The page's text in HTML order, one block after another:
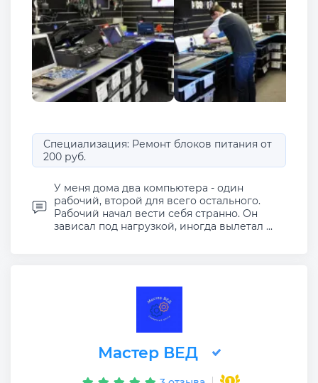
Специализация: Ремонт блоков питания от
200 руб.
У меня дома два компьютера - один
рабочий, второй для всего остального.
Рабочий начал вести себя странно. Он
зависал под нагрузкой, иногда вылетал ...
Мастер ВЕД